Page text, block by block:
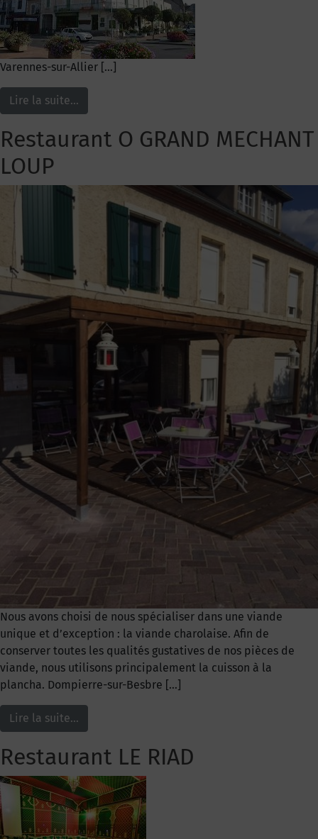
Varennes-sur-Allier […]
Lire la suite…
Restaurant O GRAND MECHANT
LOUP
Nous avons choisi de nous spécialiser dans une viande
unique et d’exception : la viande charolaise. Afin de
conserver toutes les qualités gustatives de nos pièces de
viande, nous utilisons principalement la cuisson à la
plancha. Dompierre-sur-Besbre […]
Lire la suite…
Restaurant LE RIAD